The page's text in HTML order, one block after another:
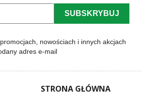
nowościach i innych akcjach
adres e-mail
STRONA GŁÓWNA